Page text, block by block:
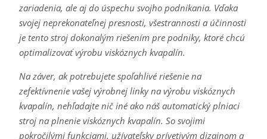
zariadenia, ale aj do úspechu svojho podnikania. Vďaka
svojej neprekonateľnej presnosti, všestrannosti a účinnosti
je tento stroj dokonalým riešením pre podniky, ktoré chcú
optimalizovať výrobu viskóznych kvapalín.
Na záver, ak potrebujete spoľahlivé riešenie na
zefektívnenie vašej výrobnej linky na výrobu viskóznych
kvapalín, nehľadajte nič iné ako náš automatický plniaci
stroj na plnenie viskóznych kvapalín. So svojimi
pokročilými funkciami, užívateľsky prívetivým dizajnom a